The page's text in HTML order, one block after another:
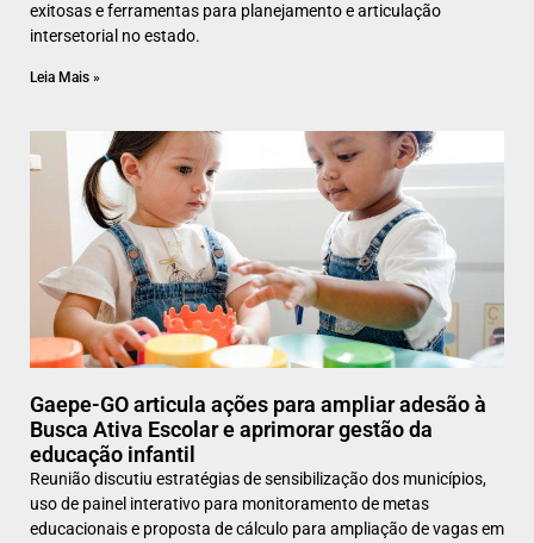
exitosas e ferramentas para planejamento e articulação
intersetorial no estado.
Leia Mais »
Gaepe-GO articula ações para ampliar adesão à
Busca Ativa Escolar e aprimorar gestão da
educação infantil
Reunião discutiu estratégias de sensibilização dos municípios,
uso de painel interativo para monitoramento de metas
educacionais e proposta de cálculo para ampliação de vagas em